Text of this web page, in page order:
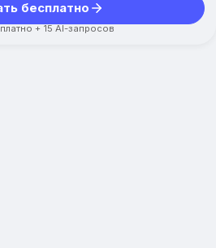
бесплатно
+ 15 AI-запросов